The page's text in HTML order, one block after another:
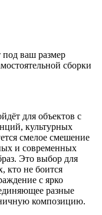
под ваш размер
сборки
для объектов с
культурных
смелое смешение
и современных
Это выбор для
кто не боится
с ярко
разные
композицию.